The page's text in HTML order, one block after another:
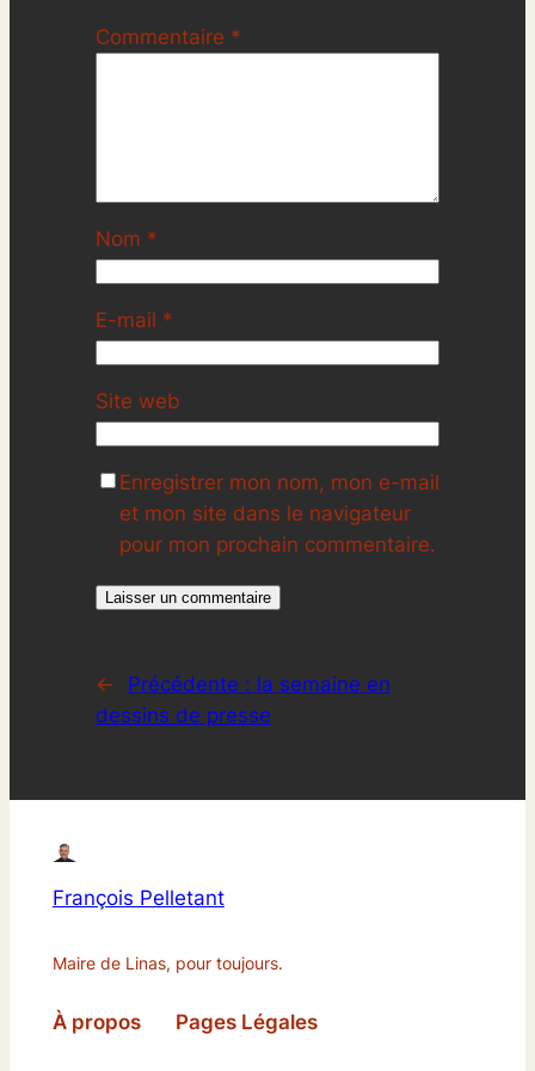
Commentaire *
Nom *
E-mail *
Site web
Enregistrer mon nom, mon e-mail
et mon site dans le navigateur
pour mon prochain commentaire.
← Précédente : la semaine en
dessins de presse
François Pelletant
Maire de Linas, pour toujours.
À propos Pages Légales